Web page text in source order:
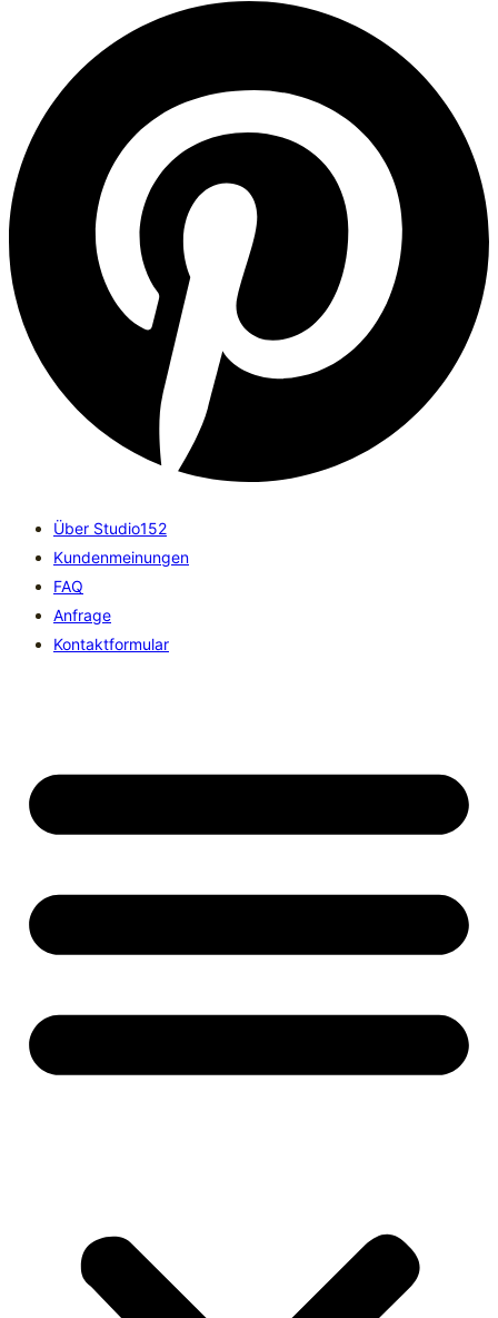
Über Studio152
Kundenmeinungen
FAQ
Anfrage
Kontaktformular